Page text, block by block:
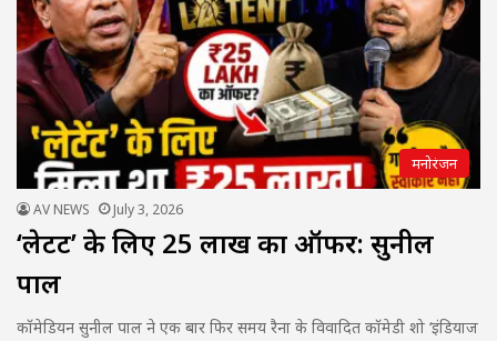
मनोरंजन
AV NEWS July 3, 2026
‘लेटेंट’ के लिए ₹25 लाख का ऑफर: सुनील
पाल
कॉमेडियन सुनील पाल ने एक बार फिर समय रैना के विवादित कॉमेडी शो ‘इंडियाज